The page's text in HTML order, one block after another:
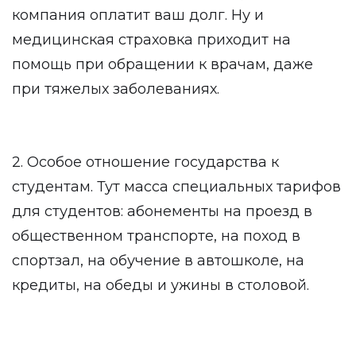
компания оплатит ваш долг. Ну и
медицинская страховка приходит на
помощь при обращении к врачам, даже
при тяжелых заболеваниях.
2. Особое отношение государства к
студентам. Тут масса специальных тарифов
для студентов: абонементы на проезд в
общественном транспорте, на поход в
спортзал, на обучение в автошколе, на
кредиты, на обеды и ужины в столовой.